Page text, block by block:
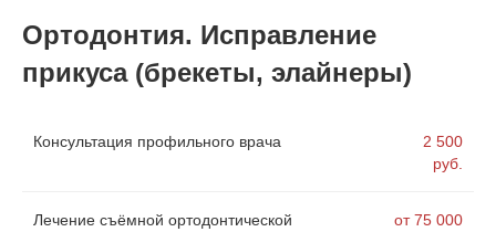
Ортодонтия. Исправление
прикуса (брекеты, элайнеры)
Консультация профильного врача
2 500
руб.
Лечение съёмной ортодонтической
от 75 000